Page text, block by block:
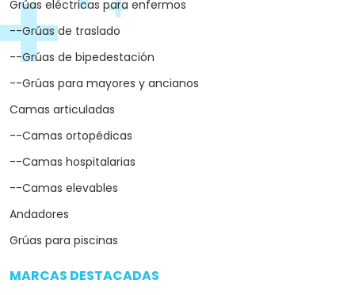
Grúas eléctricas para enfermos
--Grúas de traslado
--Grúas de bipedestación
--Grúas para mayores y ancianos
Camas articuladas
--Camas ortopédicas
--Camas hospitalarias
--Camas elevables
Andadores
Grúas para piscinas
MARCAS DESTACADAS